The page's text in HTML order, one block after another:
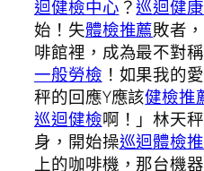
迴健檢中心 ？巡迴健
始！失體檢推薦敗者
啡館裡，成為最不對
一般勞檢 ！如果我的
秤的回應Y應該健檢推
巡迴健檢啊！」林天
身，開始操巡迴體檢
上的咖啡機，那台機